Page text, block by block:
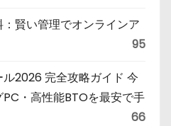
賢い管理でオンラインア
95
ル2026 完全攻略ガイド 今
・高性能BTOを最安で手
66